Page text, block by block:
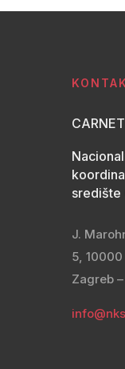
CARNET
središte
J.
5, 10000
Zagreb –